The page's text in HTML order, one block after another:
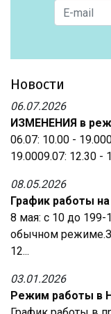
Новости
06.07.2026
ИЗМЕНЕНИЯ в
06.07: 10.00 -
19.0009.07: 12.30 -
08.05.2026
График работы
8 мая: с 10 до
обычном
12...
03.01.2026
Режим работы в